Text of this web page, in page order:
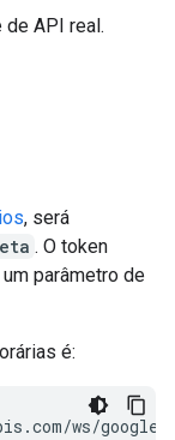
de API real.
, será
. O token
parâmetro de
é: